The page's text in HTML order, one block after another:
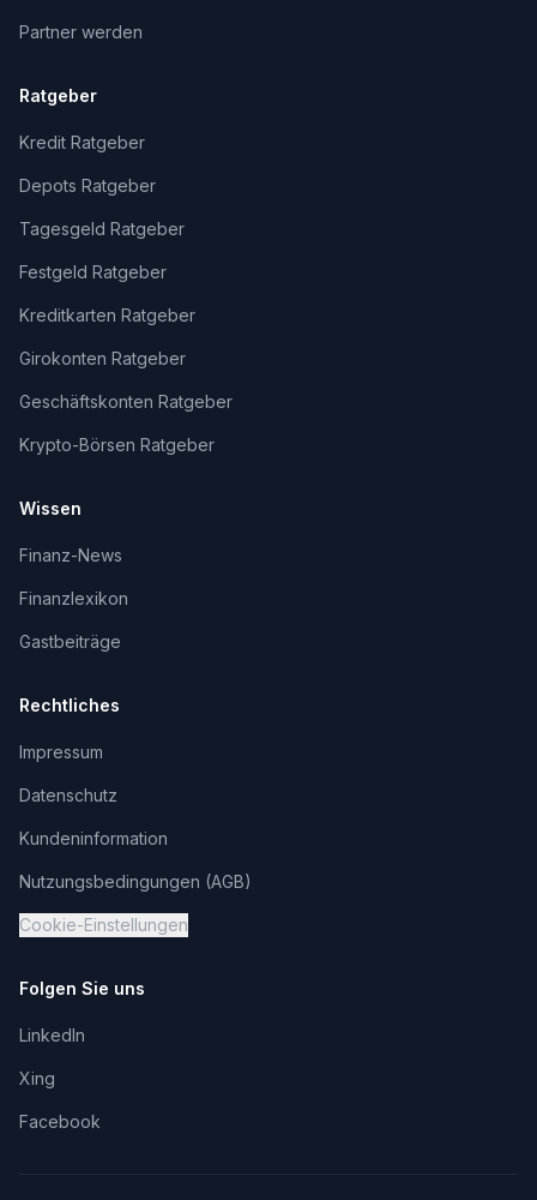
Partner werden
Ratgeber
Kredit Ratgeber
Depots Ratgeber
Tagesgeld Ratgeber
Festgeld Ratgeber
Kreditkarten Ratgeber
Girokonten Ratgeber
Geschäftskonten Ratgeber
Krypto-Börsen Ratgeber
Wissen
Finanz-News
Finanzlexikon
Gastbeiträge
Rechtliches
Impressum
Datenschutz
Kundeninformation
Nutzungsbedingungen (AGB)
Cookie-Einstellungen
Folgen Sie uns
LinkedIn
Xing
Facebook